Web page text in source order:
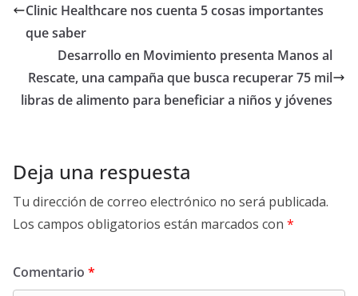
Clinic Healthcare nos cuenta 5 cosas importantes
que saber
Desarrollo en Movimiento presenta Manos al
Rescate, una campaña que busca recuperar 75 mil
libras de alimento para beneficiar a niños y jóvenes
Deja una respuesta
Tu dirección de correo electrónico no será publicada.
Los campos obligatorios están marcados con *
Comentario *